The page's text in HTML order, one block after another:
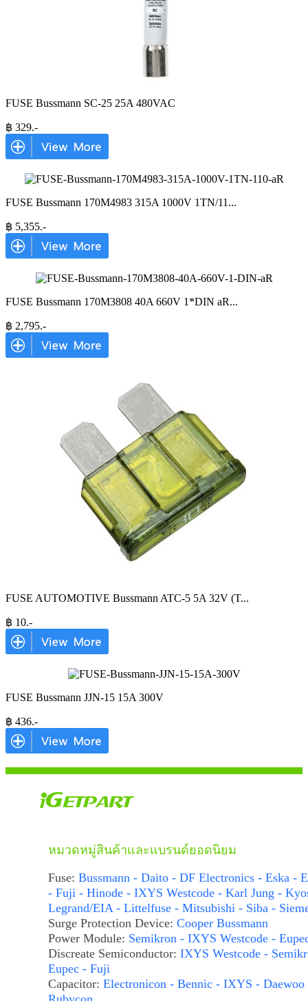
FUSE Bussmann SC-25 25A 480VAC
฿ 329.-
FUSE Bussmann 170M4983 315A 1000V 1TN/11 ...
฿ 5,355.-
FUSE Bussmann 170M3808 40A 660V 1*DIN aR...
฿ 2,795.-
FUSE AUTOMOTIVE Bussmann ATC-5 5A 32V (T...
฿ 10.-
FUSE Bussmann JJN-15 15A 300V
฿ 436.-
หมวดหมู่สินค้าและแบรนด์ยอดนิยม
Fuse: Bussmann - Daito - DF Electronics - Eska -
- Fuji - Hinode - IXYS Westcode - Karl Jung -
Legrand/EIA - Littelfuse - Mitsubishi - Siba -
Surge Protection Device: Cooper Bussmann
Power Module: Semikron - IXYS Westcode -
Discreate Semiconductor: IXYS Westcode -
Eupec - Fuji
Capacitor: Electronicon - Bennic - IXYS - Daewoo